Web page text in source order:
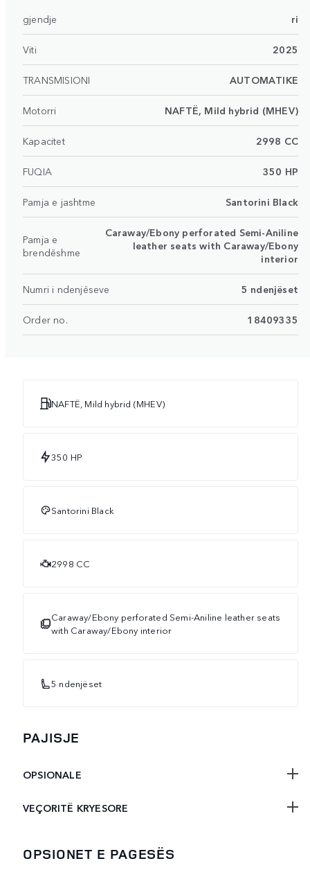
gjendje ri
Viti 2025
TRANSMISIONI AUTOMATIKE
Motorri NAFTË, Mild hybrid (MHEV)
Kapacitet 2998 CC
FUQIA 350 HP
Pamja e jashtme Santorini Black
Pamja e
brendëshme
Caraway/Ebony perforated Semi-Aniline
leather seats with Caraway/Ebony
interior
Numri i ndenjëseve 5 ndenjëset
Order no. 18409335
NAFTË, Mild hybrid (MHEV)
350 HP
Santorini Black
2998 CC
Caraway/Ebony perforated Semi-Aniline leather seats
with Caraway/Ebony interior
5 ndenjëset
PAJISJE
OPSIONALE
VEÇORITË KRYESORE
OPSIONET E PAGESËS